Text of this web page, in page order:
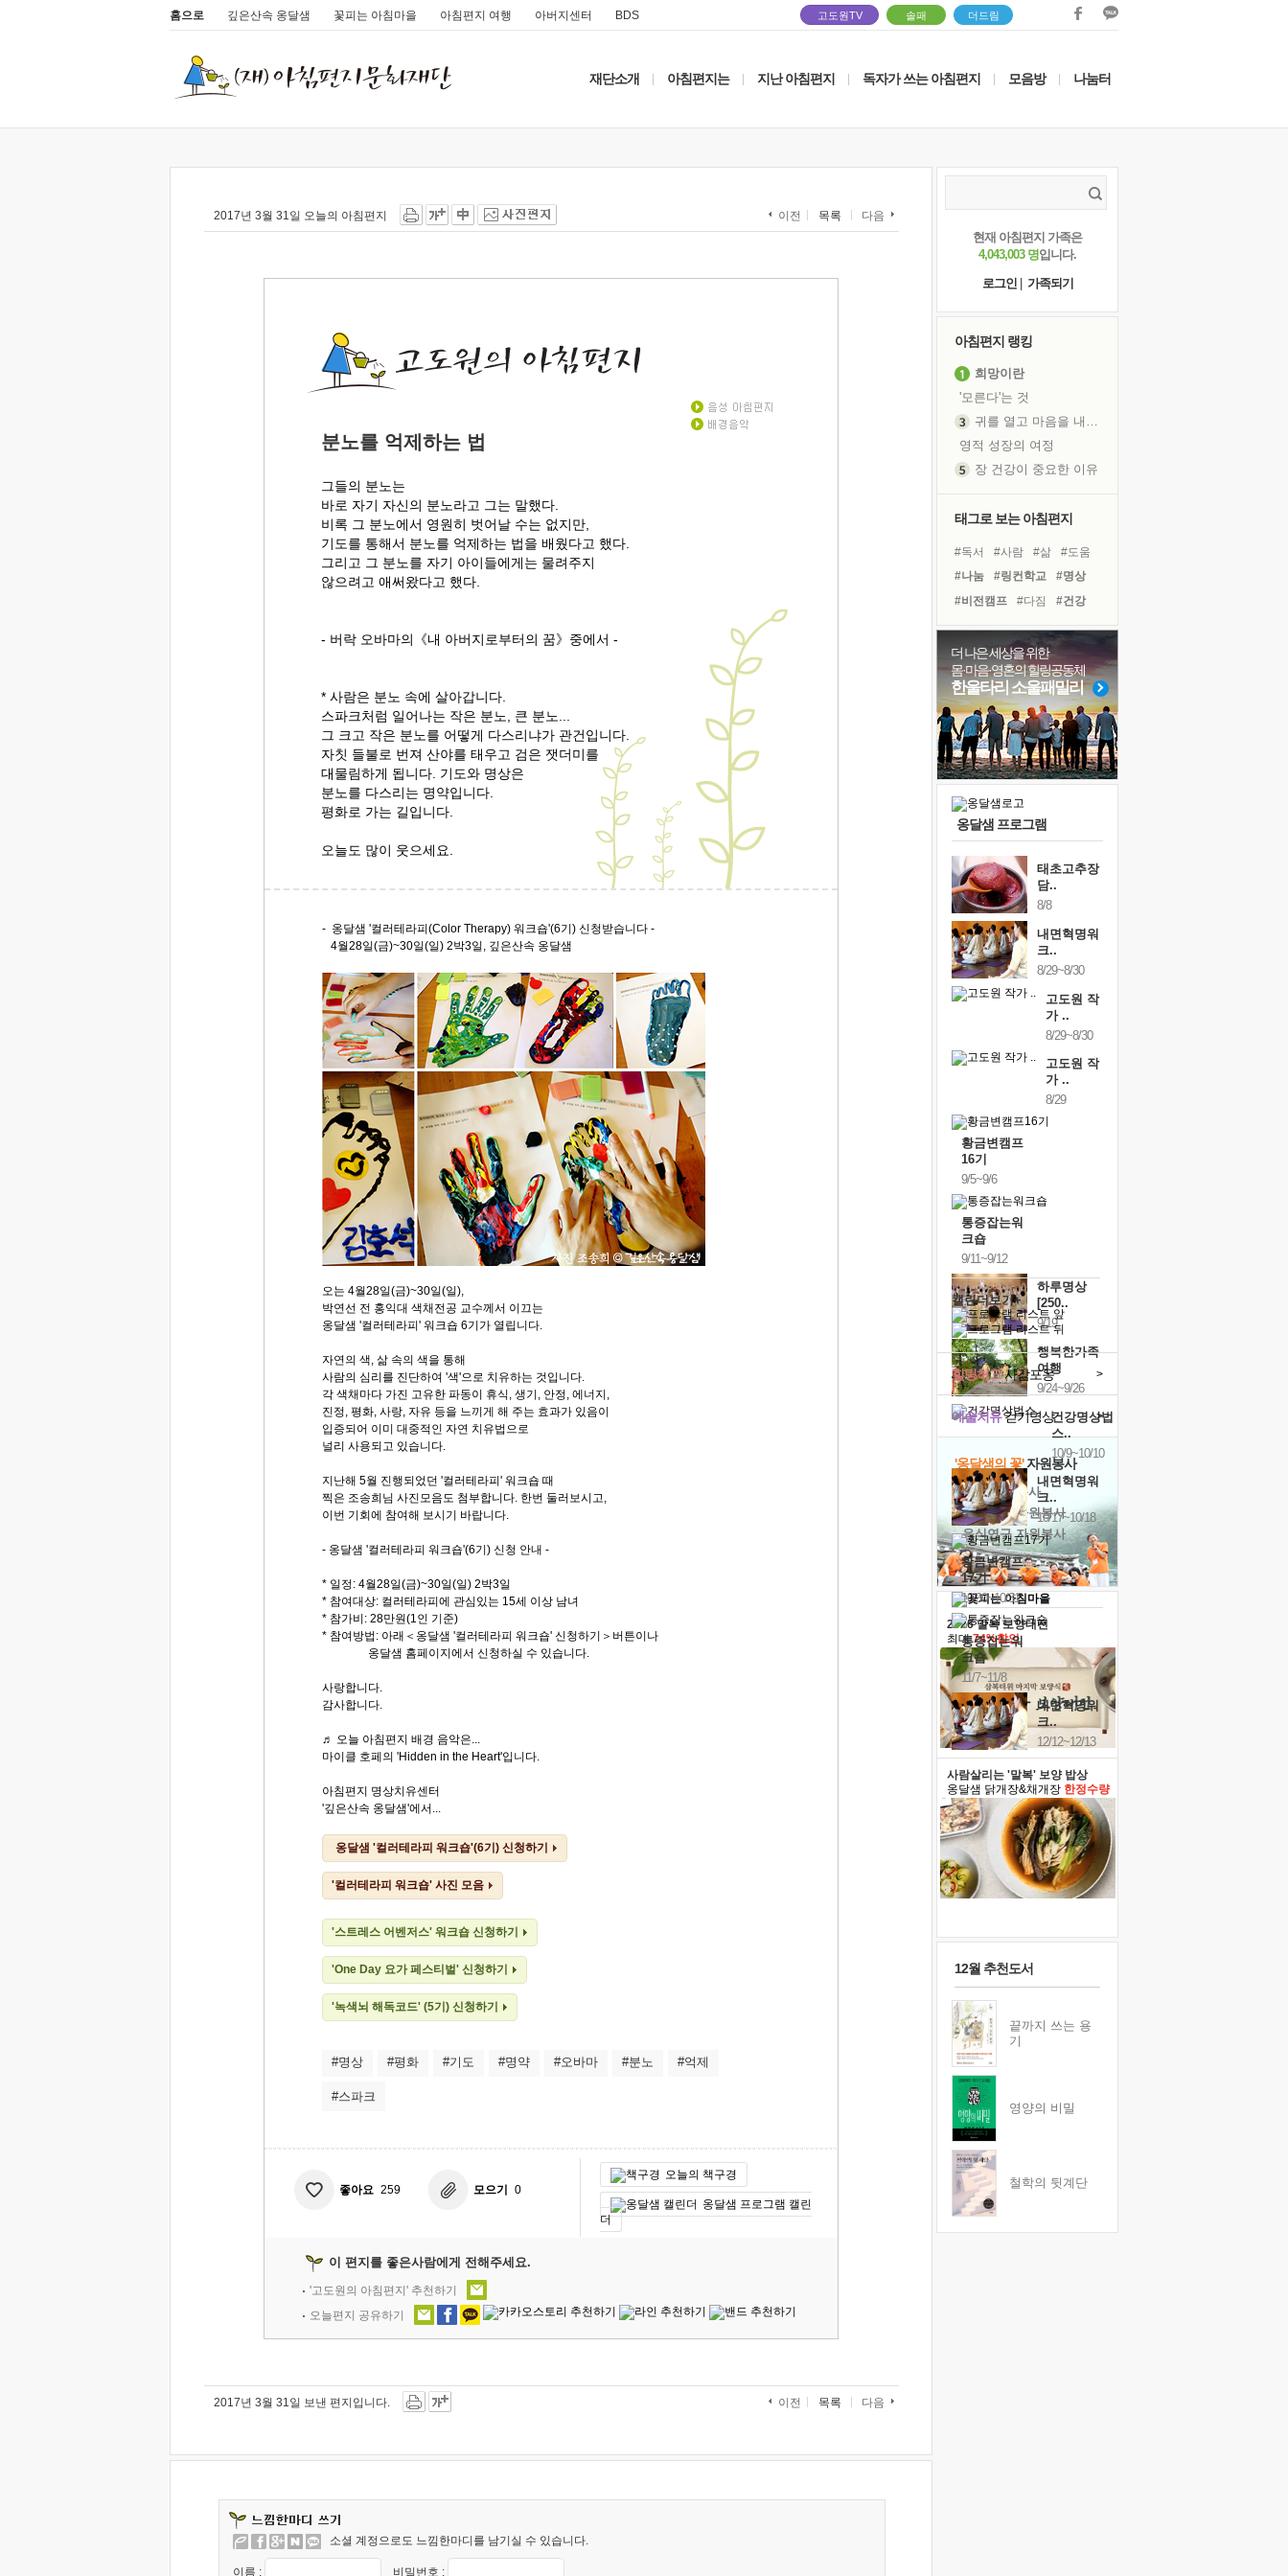
홈으로 깊은산속 옹달샘 꽃피는 아침마을 아침편지 여행 아버지센터 BDS 고도원TV 솔패 더드림
재단소개 아침편지는 지난 아침편지 독자가 쓰는 아침편지 모음방 나눔터
2017년 3월 31일 오늘의 아침편지 이전 목록 다음
분노를 억제하는 법
그들의 분노는
바로 자기 자신의 분노라고 그는 말했다.
비록 그 분노에서 영원히 벗어날 수는 없지만,
기도를 통해서 분노를 억제하는 법을 배웠다고 했다.
그리고 그 분노를 자기 아이들에게는 물려주지
않으려고 애써왔다고 했다.
- 버락 오바마의《내 아버지로부터의 꿈》중에서 -
* 사람은 분노 속에 살아갑니다.
스파크처럼 일어나는 작은 분노, 큰 분노...
그 크고 작은 분노를 어떻게 다스리냐가 관건입니다.
자칫 들불로 번져 산야를 태우고 검은 잿더미를
대물림하게 됩니다. 기도와 명상은
분노를 다스리는 명약입니다.
평화로 가는 길입니다.
오늘도 많이 웃으세요.
- 옹달샘 '컬러테라피(Color Therapy) 워크숍'(6기) 신청받습니다 -
4월28일(금)~30일(일) 2박3일, 깊은산속 옹달샘
오는 4월28일(금)~30일(일),
박연선 전 홍익대 색채전공 교수께서 이끄는
옹달샘 '컬러테라피' 워크숍 6기가 열립니다.
자연의 색, 삶 속의 색을 통해
사람의 심리를 진단하여 '색'으로 치유하는 것입니다.
각 색채마다 가진 고유한 파동이 휴식, 생기, 안정, 에너지,
진정, 평화, 사랑, 자유 등을 느끼게 해 주는 효과가 있음이
입증되어 이미 대중적인 자연 치유법으로
널리 사용되고 있습니다.
지난해 5월 진행되었던 '컬러테라피' 워크숍 때
찍은 조송희님 사진모음도 첨부합니다. 한번 둘러보시고,
이번 기회에 참여해 보시기 바랍니다.
- 옹달샘 '컬러테라피 워크숍'(6기) 신청 안내 -
* 일정: 4월28일(금)~30일(일) 2박3일
* 참여대상: 컬러테라피에 관심있는 15세 이상 남녀
* 참가비: 28만원(1인 기준)
* 참여방법: 아래＜옹달샘 '컬러테라피 워크숍' 신청하기＞버튼이나
옹달샘 홈페이지에서 신청하실 수 있습니다.
사랑합니다.
감사합니다.
♬ 오늘 아침편지 배경 음악은...
마이클 호페의 'Hidden in the Heart'입니다.
아침편지 명상치유센터
'깊은산속 옹달샘'에서...
옹달샘 '컬러테라피 워크숍'(6기) 신청하기
'컬러테라피 워크숍' 사진 모음
'스트레스 어벤저스' 워크숍 신청하기
'One Day 요가 페스티벌' 신청하기
'녹색뇌 해독코드' (5기) 신청하기
#명상 #평화 #기도 #명약 #오바마 #분노 #억제
#스파크
좋아요 259 모으기 0
오늘의 책구경
옹달샘 프로그램 캘린
더
이 편지를 좋은사람에게 전해주세요.
'고도원의 아침편지' 추천하기
오늘편지 공유하기
2017년 3월 31일 보낸 편지입니다. 이전 목록 다음
소셜 계정으로도 느낌한마디를 남기실 수 있습니다.
이름 : 비밀번호 :
현재 아침편지 가족은
4,043,003 명입니다.
로그인
가족되기
아침편지 랭킹
희망이란
'모른다'는 것
귀를 열고 마음을 내어주고
영적 성장의 여정
장 건강이 중요한 이유
꿈이 실제가 되는 것
'말 타는 법'을 먼저
졸업식 사진을 보며
아픈 아버지를 위한 공간 설계
극심한 변비, 어깨결림, 수면 장애
보고 싶은 어머니
유년 시절의 부산 영도 바다
못된 꼰대들
거울 속의 나
태그로 보는 아침편지
#독서 #사람 #삶
#도움
#나눔
#링컨학교
#명상
#비전캠프
#다짐
#건강
#위기
#아이들
#친구
#극복
#희망
#면역력
#바이러스
#경험
#선택
#독서캠프
#힐링
더 나은 세상을 위한
몸·마음·영혼의 힐링공동체
한울타리 소울패밀리
옹달샘 프로그램
태초고추장
담..
8/8
내면혁명워
크..
8/29~8/30
고도원 작
가 ..
8/29~8/30
고도원 작
가 ..
8/29
황금변캠프
16기
9/5~9/6
통증잡는워
크숍
9/11~9/12
하루명상
[250..
9/19
행복한가족
여행
9/24~9/26
건강명상법
스..
10/9~10/10
내면혁명워
크..
10/17~10/18
황금변캠프
17기
10/30~10/31
통증잡는워
크숍
11/7~11/8
내면혁명워
크..
12/12~12/13
캘린더보기+
예술치유걷기명상 >
힐링허그사감포옹 >
'옹달샘의 꽃'자원봉사
· 청년 자원봉사
· 금빛청년 자원봉사
· 음식연구 자원봉사
2026 말복 보양대전
최대74%할인
사람살리는 '말복' 보양 밥상
옹달샘 닭개장&채개장 한정수량
12월 추천도서
끝까지 쓰는 용
기
영양의 비밀
철학의 뒷계단